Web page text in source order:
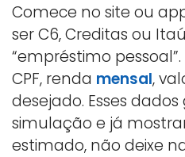
Comece no site ou
ser C6, Creditas ou
“empréstimo
CPF, renda mensal,
desejado. Esses
simulação e já
estimado, não deixe